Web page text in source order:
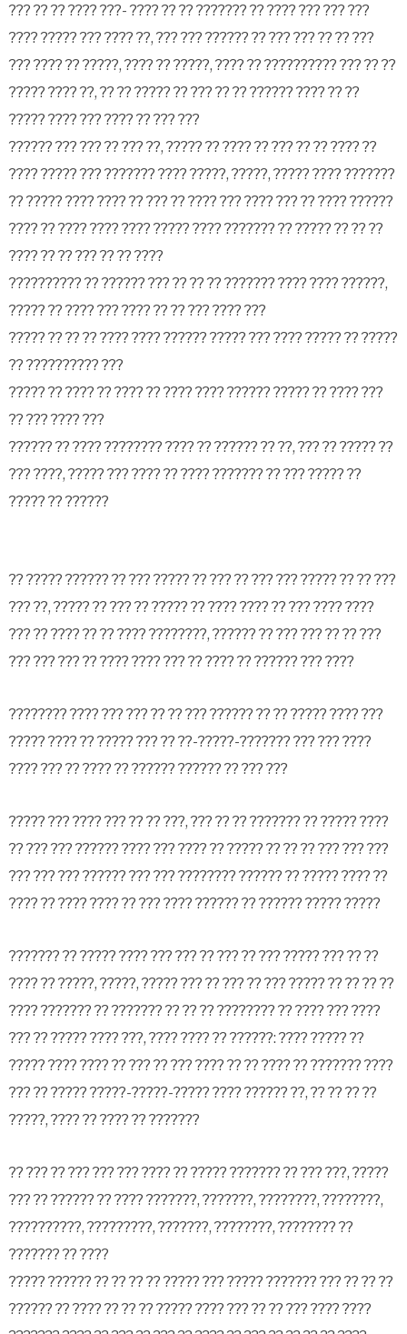
??? ?? ?? ???? ???- ???? ?? ?? ??????? ?? ???? ??? ??? ???
???? ????? ??? ???? ??, ??? ??? ?????? ?? ??? ??? ?? ?? ???
??? ???? ?? ?????, ???? ?? ?????, ???? ?? ?????????? ??? ?? ??
????? ???? ??, ?? ?? ????? ?? ??? ?? ?? ?????? ???? ?? ??
????? ???? ??? ???? ?? ??? ???
?????? ??? ??? ?? ??? ??, ????? ?? ???? ?? ??? ?? ?? ???? ??
???? ????? ??? ??????? ???? ?????, ?????, ????? ???? ???????
?? ????? ???? ???? ?? ??? ?? ???? ??? ???? ??? ?? ???? ??????
???? ?? ???? ???? ???? ????? ???? ??????? ?? ????? ?? ?? ??
???? ?? ?? ??? ?? ?? ????
?????????? ?? ?????? ??? ?? ?? ?? ??????? ???? ???? ??????,
????? ?? ???? ??? ???? ?? ?? ??? ???? ???
????? ?? ?? ?? ???? ???? ?????? ????? ??? ???? ????? ?? ?????
?? ?????????? ???
????? ?? ???? ?? ???? ?? ???? ???? ?????? ????? ?? ???? ???
?? ??? ???? ???
?????? ?? ???? ???????? ???? ?? ?????? ?? ??, ??? ?? ????? ??
??? ????, ????? ??? ???? ?? ???? ??????? ?? ??? ????? ??
????? ?? ??????
?? ????? ?????? ?? ??? ????? ?? ??? ?? ??? ??? ????? ?? ?? ???
??? ??, ????? ?? ??? ?? ????? ?? ???? ???? ?? ??? ???? ????
??? ?? ???? ?? ?? ???? ????????, ?????? ?? ??? ??? ?? ?? ???
??? ??? ??? ?? ???? ???? ??? ?? ???? ?? ?????? ??? ????
???????? ???? ??? ??? ?? ?? ??? ?????? ?? ?? ????? ???? ???
????? ???? ?? ????? ??? ?? ??-?????-??????? ??? ??? ????
???? ??? ?? ???? ?? ?????? ?????? ?? ??? ???
????? ??? ???? ??? ?? ?? ???, ??? ?? ?? ??????? ?? ????? ????
?? ??? ??? ?????? ???? ??? ???? ?? ????? ?? ?? ?? ??? ??? ???
??? ??? ??? ?????? ??? ??? ???????? ?????? ?? ????? ???? ??
???? ?? ???? ???? ?? ??? ???? ?????? ?? ?????? ????? ?????
??????? ?? ????? ???? ??? ??? ?? ??? ?? ??? ????? ??? ?? ??
???? ?? ?????, ?????, ????? ??? ?? ??? ?? ??? ????? ?? ?? ?? ??
???? ??????? ?? ??????? ?? ?? ?? ???????? ?? ???? ??? ????
??? ?? ????? ???? ???, ???? ???? ?? ??????: ???? ????? ??
????? ???? ???? ?? ??? ?? ??? ???? ?? ?? ???? ?? ??????? ????
??? ?? ????? ?????-?????-????? ???? ?????? ??, ?? ?? ?? ??
?????, ???? ?? ???? ?? ???????
?? ??? ?? ??? ??? ??? ???? ?? ????? ??????? ?? ??? ???, ?????
??? ?? ?????? ?? ???? ???????, ???????, ????????, ????????,
??????????, ?????????, ???????, ????????, ???????? ??
??????? ?? ????
????? ?????? ?? ?? ?? ?? ????? ??? ????? ??????? ??? ?? ?? ??
?????? ?? ???? ?? ?? ?? ????? ???? ??? ?? ?? ??? ???? ????